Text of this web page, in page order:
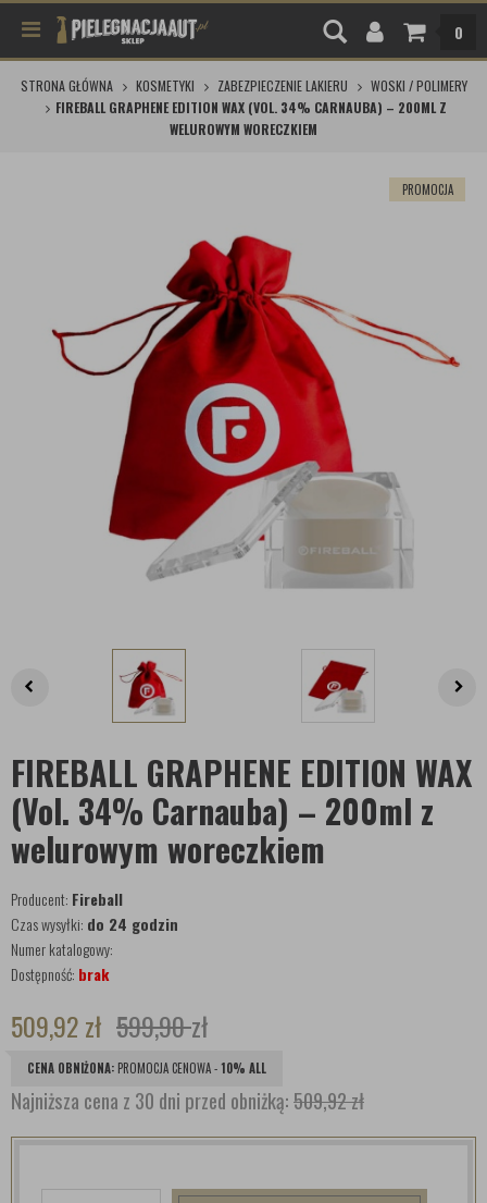
0
STRONA GŁÓWNA KOSMETYKI ZABEZPIECZENIE LAKIERU
WOSKI / POLIMERY
FIREBALL GRAPHENE EDITION WAX (VOL. 34% CARNAUBA) – 200ML Z
WELUROWYM WORECZKIEM
PROMOCJA
FIREBALL GRAPHENE EDITION WAX
(Vol. 34% Carnauba) – 200ml z
welurowym woreczkiem
Producent: Fireball
Czas wysyłki: do 24 godzin
Numer katalogowy:
Dostępność: brak
509,92zł 599,90zł
CENA OBNIŻONA: PROMOCJA CENOWA -10% ALL
Najniższa cena z 30 dni przed obniżką:509,92 zł